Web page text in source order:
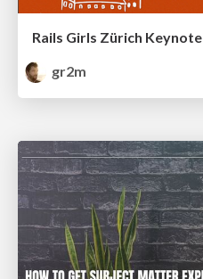
Rails Girls Zürich Keynote
gr2m